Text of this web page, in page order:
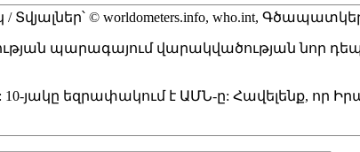
© worldometers.info, who.int,
պարագայում վարակվածության նոր
յակը եզրափակում է ԱՄՆ-ը: Հավելենք, որ